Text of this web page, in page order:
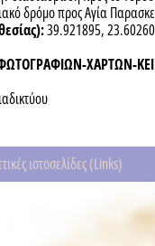
δρόμο προς Αγία
39.921895,
ΧΑΡΤΩΝ-
ιστοσελίδες (Links)